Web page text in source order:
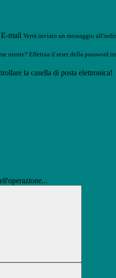
E-mail Verrà inviato un messaggio
utente? Effettua il reset della password
la casella di posta elettronica!